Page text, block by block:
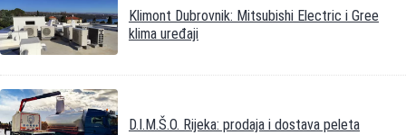
Klimont Dubrovnik: Mitsubishi Electric i Gree
klima uređaji
D.I.M.Š.O. Rijeka: prodaja i dostava peleta